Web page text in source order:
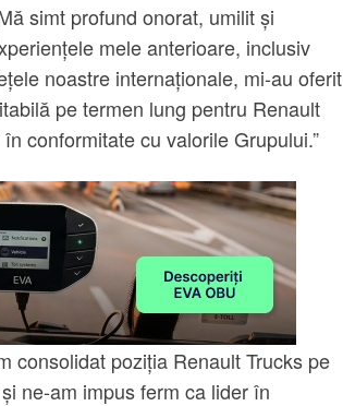
simt profund onorat, umilit și
mele anterioare, inclusiv
noastre internaționale, mi-au oferit
pe termen lung pentru Renault
conformitate cu valorile Grupului.”
consolidat poziția Renault Trucks pe
ne-am impus ferm ca lider în